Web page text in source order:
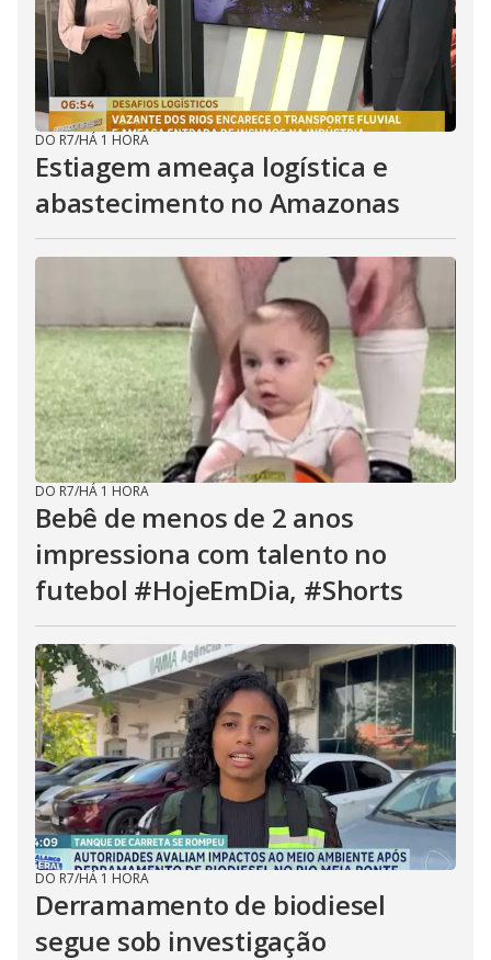
DO R7/HÁ 1 HORA
Estiagem ameaça logística e
abastecimento no Amazonas
DO R7/HÁ 1 HORA
Bebê de menos de 2 anos
impressiona com talento no
futebol #HojeEmDia, #Shorts
DO R7/HÁ 1 HORA
Derramamento de biodiesel
segue sob investigação